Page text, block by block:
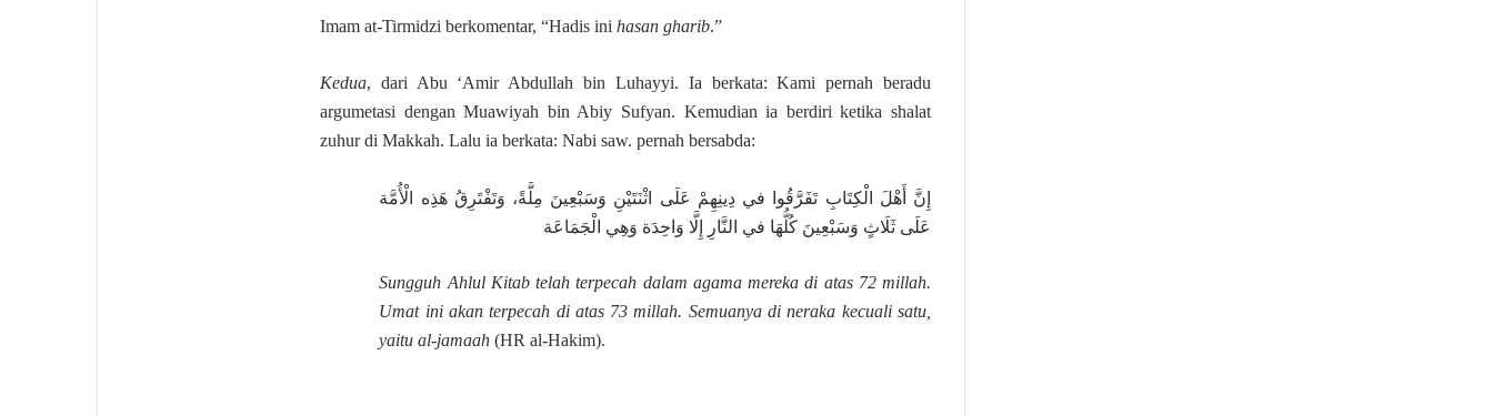
Imam at-Tirmidzi berkomentar, “Hadis ini hasan gharib.”
Kedua, dari Abu ‘Amir Abdullah bin Luhayyi. Ia berkata: Kami pernah beradu
argumetasi dengan Muawiyah bin Abiy Sufyan. Kemudian ia berdiri ketika shalat
zuhur di Makkah. Lalu ia berkata: Nabi saw. pernah bersabda:
إِنَّ أَهْلَ الْكِتَابِ تَفَرَّقُوا في دِينِهِمْ عَلَى اثْنَتَيْنِ وَسَبْعِينَ مِلَّةً، وَتَفْتَرِقُ هَذِه الْأُمَّة
عَلَى ثَلَاثٍ وَسَبْعِينَ كُلُّهَا في النَّارِ إِلَّا وَاحِدَة وَهِي الْجَمَاعَة
Sungguh Ahlul Kitab telah terpecah dalam agama mereka di atas 72 millah.
Umat ini akan terpecah di atas 73 millah. Semuanya di neraka kecuali satu,
yaitu al-jamaah(HR al-Hakim).